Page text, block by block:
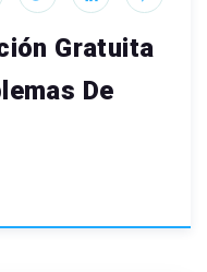
Gratuita
De